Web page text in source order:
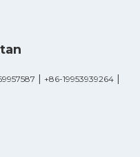
| +86-19953939264|